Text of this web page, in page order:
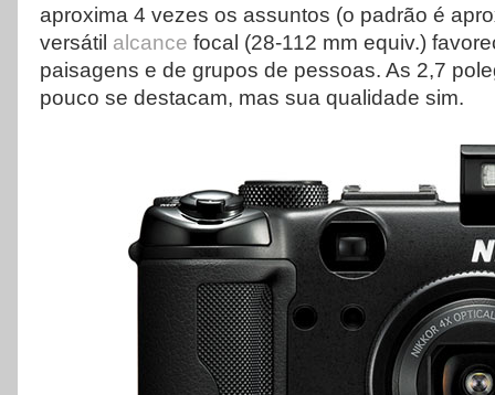
aproxima 4 vezes os assuntos (o padrão é
versátil alcance focal (28-112 mm equiv.)
paisagens e de grupos de pessoas. As 2,7
pouco se destacam, mas sua qualidade sim.